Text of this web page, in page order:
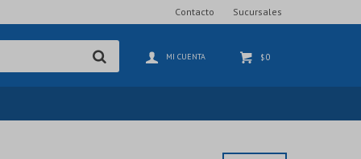
$0
Contacto Sucursales